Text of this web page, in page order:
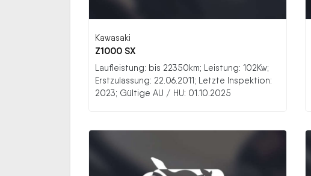
Kawasaki
Z1000 SX
Laufleistung: bis 22350km; Leistung: 102Kw;
Erstzulassung: 22.06.2011; Letzte Inspektion:
2023; Gültige AU / HU: 01.10.2025